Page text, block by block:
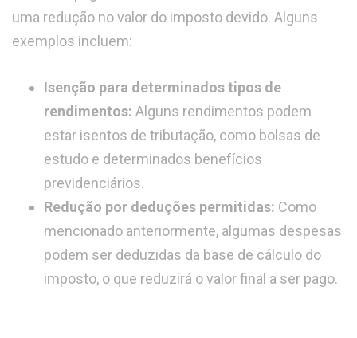
uma redução no valor do imposto devido. Alguns
exemplos incluem:
Isenção para determinados tipos de
rendimentos: Alguns rendimentos podem
estar isentos de tributação, como bolsas de
estudo e determinados benefícios
previdenciários.
Redução por deduções permitidas: Como
mencionado anteriormente, algumas despesas
podem ser deduzidas da base de cálculo do
imposto, o que reduzirá o valor final a ser pago.